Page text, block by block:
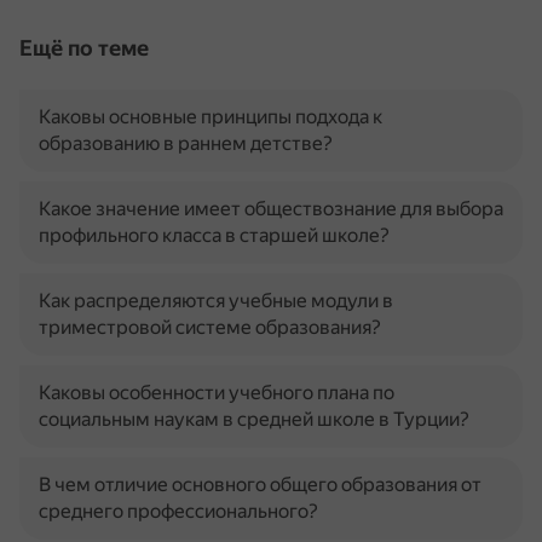
Ещё по теме
Каковы основные принципы подхода к
образованию в раннем детстве?
Какое значение имеет обществознание для выбора
профильного класса в старшей школе?
Как распределяются учебные модули в
триместровой системе образования?
Каковы особенности учебного плана по
социальным наукам в средней школе в Турции?
В чем отличие основного общего образования от
среднего профессионального?